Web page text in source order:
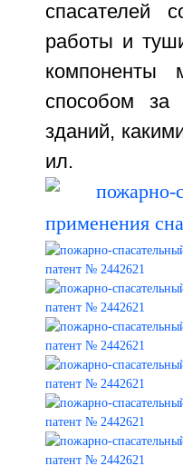
спасателей
работы и
компоненты
способом за
зданий,
ил.